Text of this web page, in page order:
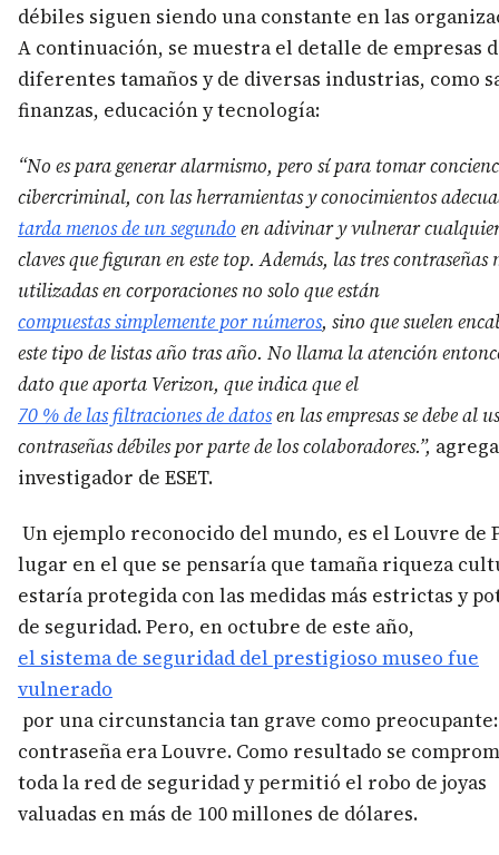
débiles siguen siendo una constante en las
A continuación, se muestra el detalle de empresas
diferentes tamaños y de diversas industrias, como
finanzas, educación y tecnología:
“No es para generar alarmismo, pero sí para tomar
cibercriminal, con las herramientas y conocimientos
tarda menos de un segundo en adivinar y vulnerar
claves que figuran en este top. Además, las tres contraseñas
utilizadas en corporaciones no solo que están
compuestas simplemente por números, sino que suelen
este tipo de listas año tras año. No llama la atención
dato que aporta Verizon, que indica que el
70 % de las filtraciones de datosen las empresas se debe al
contraseñas débiles por parte de los colaboradores.”,
investigador de ESET.
Un ejemplo reconocido del mundo, es el Louvre de
lugar en el que se pensaría que tamaña riqueza
estaría protegida con las medidas más estrictas y
de seguridad. Pero, en octubre de este año,
el sistema de seguridad del prestigioso museo fue
vulnerado
por una circunstancia tan grave como
contraseña era Louvre. Como resultado se
toda la red de seguridad y permitió el robo de joyas
valuadas en más de 100 millones de dólares.